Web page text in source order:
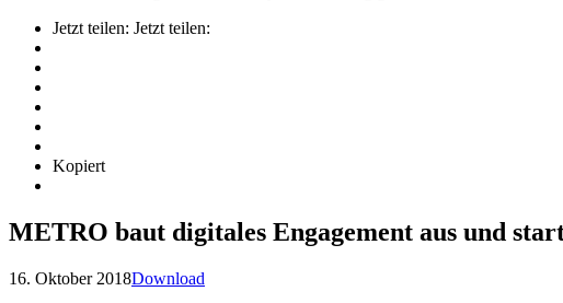
Jetzt teilen: Jetzt teilen:
Kopiert
METRO baut digitales Engagement aus und
16. Oktober 2018Download